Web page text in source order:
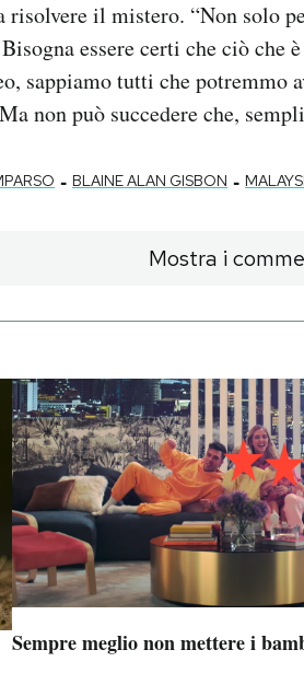
risolvere il mistero. “Non solo
essere certi che ciò che
sappiamo tutti che potremmo
non può succedere che,
- BLAINE ALAN GISBON -
Mostra i
Sempre meglio non mettere i